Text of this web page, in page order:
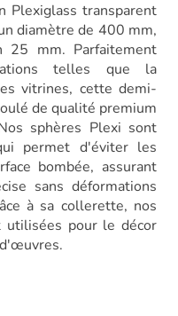
Plexiglass transparent
diamètre de 400 mm,
25 mm. Parfaitement
telles que la
vitrines, cette demi-
de qualité premium
sphères Plexi sont
permet d'éviter les
bombée, assurant
sans déformations
à sa collerette, nos
utilisées pour le décor